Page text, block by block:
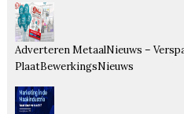
Adverteren MetaalNieuws –
PlaatBewerkingsNieuws